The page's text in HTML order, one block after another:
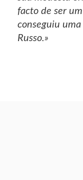
facto de ser
conseguiu
Russo.»